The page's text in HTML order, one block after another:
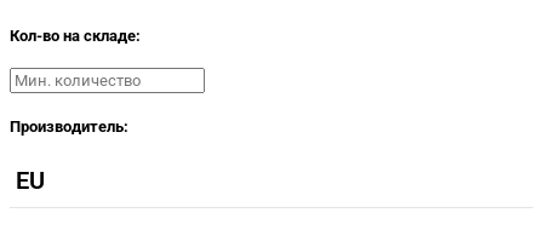
Кол-во на складе:
Производитель:
EU